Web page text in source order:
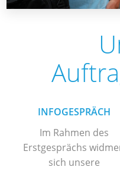
INFOGESPRÄCH
Im Rahmen des
Erstgesprächs
sich unsere